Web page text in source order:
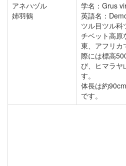
アネハヅル
姉羽鶴
学名：Grus
英語名：
ツル目ツル科
チベット高原
東、アフリカ
際には標高
び、ヒマラヤ
す。
体長は約
です。